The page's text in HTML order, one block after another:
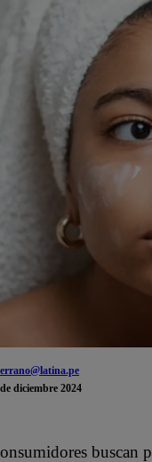
diciembre 2024
buscan